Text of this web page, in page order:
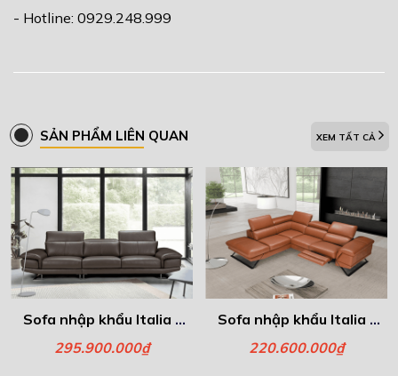
- Hotline: 0929.248.999
SẢN PHẨM LIÊN QUAN XEM TẤT CẢ
Sofa nhập khẩu Italia -
Prato
295.900.000₫
Sofa nhập khẩu Italia -
Cavour
220.600.000₫